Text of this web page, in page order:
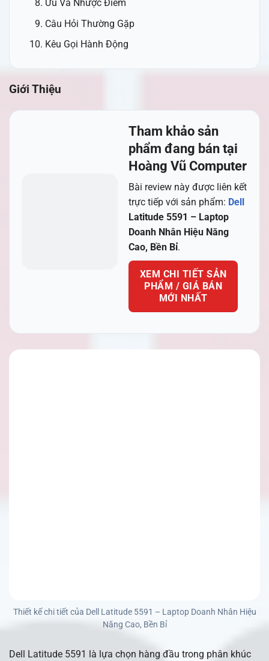
Ưu Và Nhược Điểm
Câu Hỏi Thường Gặp
Kêu Gọi Hành Động
Giới Thiệu
Tham khảo sản
phẩm đang bán tại
Hoàng Vũ Computer
Bài review này được liên kết
trực tiếp với sản phẩm: Dell
Latitude 5591 – Laptop
Doanh Nhân Hiệu Năng
Cao, Bền Bỉ.
XEM CHI TIẾT SẢN
PHẨM / GIÁ BÁN
MỚI NHẤT
Thiết kế chi tiết của Dell Latitude 5591 – Laptop Doanh Nhân Hiệu
Năng Cao, Bền Bỉ
Dell Latitude 5591 là lựa chọn hàng đầu trong phân khúc